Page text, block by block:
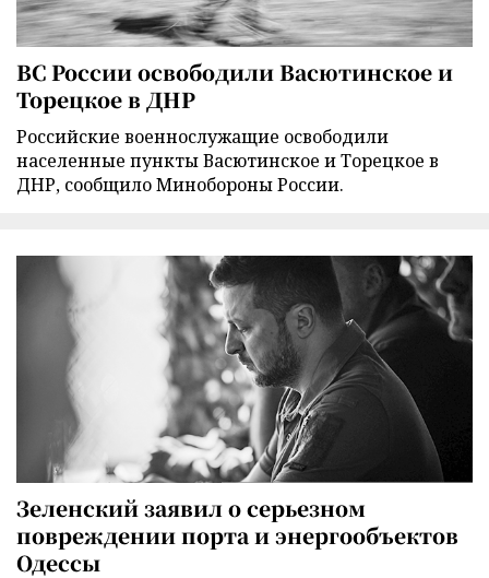
ВС России освободили Васютинское и
Торецкое в ДНР
Российские военнослужащие освободили
населенные пункты Васютинское и Торецкое в
ДНР, сообщило Минобороны России.
Зеленский заявил о серьезном
повреждении порта и энергообъектов
Одессы